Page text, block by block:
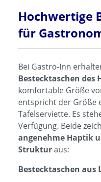
Hochwertige
für
Bei Gastro-Inn
Bestecktaschen des
komfortable Größe
entspricht der Größe
Tafelserviette. Es
Verfügung. Beide
angenehme Haptik
Strukturaus:
Bestecktaschen aus